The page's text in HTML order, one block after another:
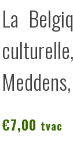
La
€7,00 tvac